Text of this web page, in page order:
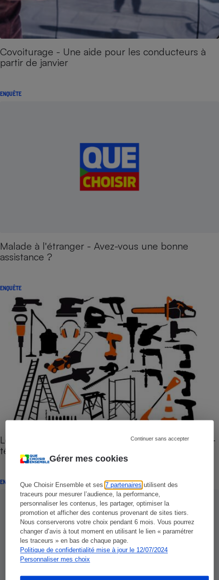
Gérer mes cookies
Que Choisir Ensemble et ses7 partenaires utilisent des
traceurs pour mesurer l’audience, la performance,
personnaliser les contenus, les partager, optimiser la
promotion et afficher des contenus provenant de sites tiers.
Nous conserverons votre choix pendant 6 mois. Vous pourrez
changer d’avis à tout moment en utilisant le lien « paramétrer
les traceurs » en bas de chaque page.
Politique de confidentialité mise à jour le 12/07/2024
Personnaliser mes choix
Continuer sans accepter
Covoiturage - Une aide pour les conducteurs à
partir de janvier
ENQUÊTE
Malade à l'étranger - Avez-vous une bonne
assistance ?
ENQUÊTE
Location de matériel entre particuliers - Le casse-
tête de la logistique
ENQUÊTE